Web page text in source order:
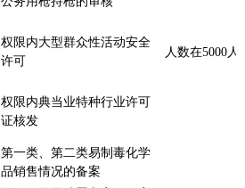
权限内大型群众性活动安全
许可
人数在5000
权限内典当业特种行业许可
证核发
第一类、第二类易制毒化学
品销售情况的备案